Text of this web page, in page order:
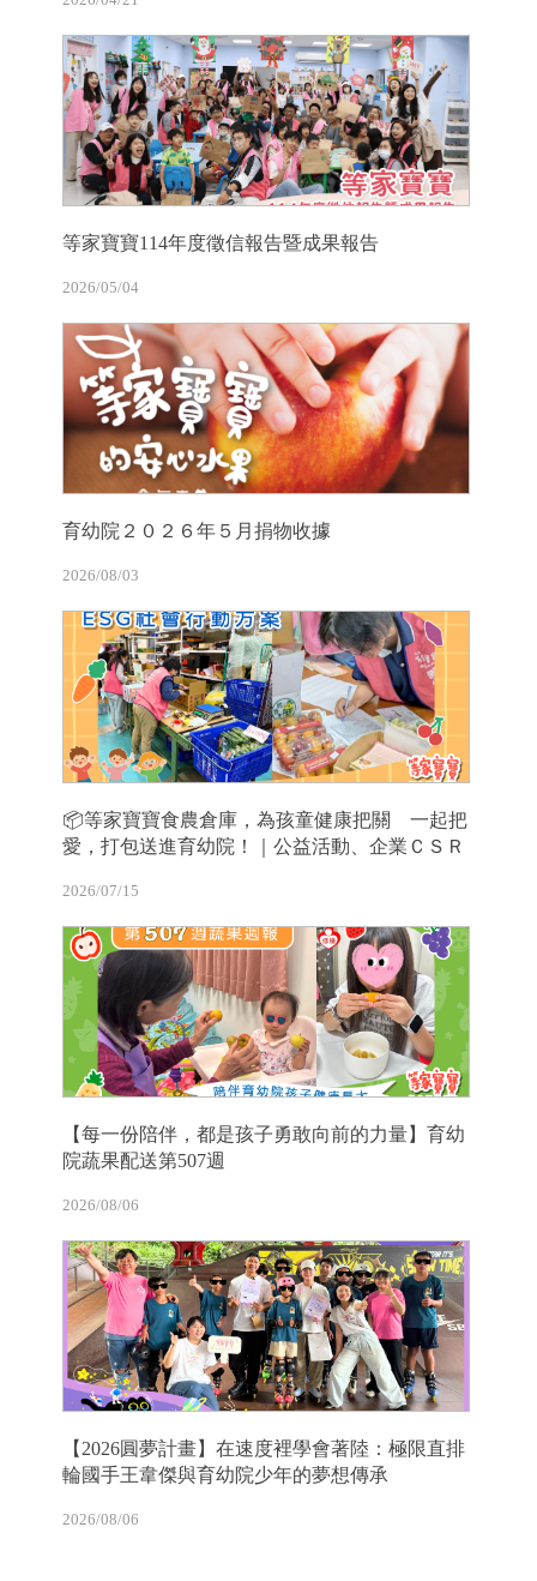
等家寶寶114年度徵信報告暨成果報告
2026/05/04
育幼院２０２６年５月捐物收據
2026/08/03
📦等家寶寶食農倉庫，為孩童健康把關 一起把
愛，打包送進育幼院！｜公益活動、企業ＣＳＲ
2026/07/15
【每一份陪伴，都是孩子勇敢向前的力量】育幼
院蔬果配送第507週
2026/08/06
【2026圓夢計畫】在速度裡學會著陸：極限直排
輪國手王韋傑與育幼院少年的夢想傳承
2026/08/06